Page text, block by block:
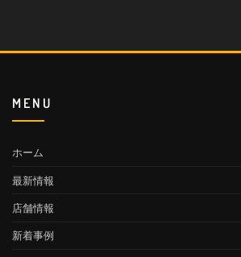
の
ー
ジ
送
り
MENU
ホーム
最新情報
店舗情報
新着事例